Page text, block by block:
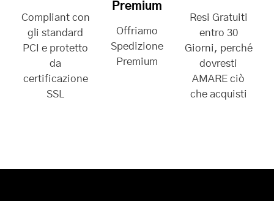
Compliant con
gli standard
PCI e protetto
da
certificazione
SSL
Premium
Offriamo
Spedizione
Premium
Resi Gratuiti
entro 30
Giorni, perché
dovresti
AMARE ciò
che acquisti